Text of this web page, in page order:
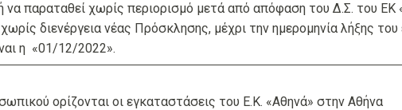
να παραταθεί χωρίς περιορισμό μετά από απόφαση του Δ.Σ. του ΕΚ
διενέργεια νέας Πρόσκλησης, μέχρι την ημερομηνία λήξης του
η «01/12/2022».
ορίζονται οι εγκαταστάσεις του Ε.Κ. «Αθηνά» στην Αθήνα